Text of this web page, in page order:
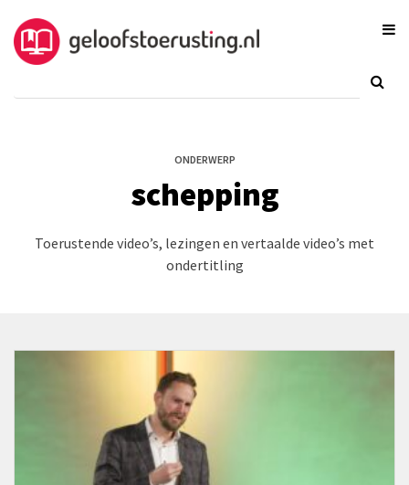
ONDERWERP
schepping
Toerustende video’s, lezingen en vertaalde video’s met
ondertitling